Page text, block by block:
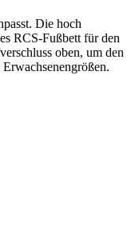
Die hoch
RCS-Fußbett für den
oben, um den